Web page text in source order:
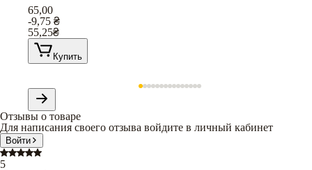
65,00
-9,75 ₴
55,25₴
Купить
Отзывы о товаре
Для написания своего отзыва войдите в личный кабинет
Войти
5